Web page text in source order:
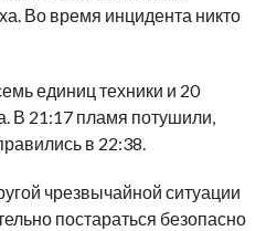
Во время инцидента никто
единиц техники и 20
В 21:17 пламя потушили,
в 22:38.
чрезвычайной ситуации
постараться безопасно